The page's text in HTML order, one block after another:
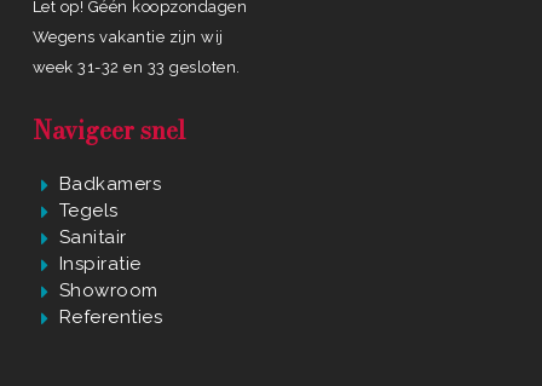
Let op! Géén koopzondagen
Wegens vakantie zijn wij
week 31-32 en 33 gesloten.
Navigeer snel
Badkamers
Tegels
Sanitair
Inspiratie
Showroom
Referenties